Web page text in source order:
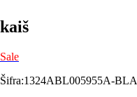
kaiš
Sale
Šifra:1324ABL005955A-BLA